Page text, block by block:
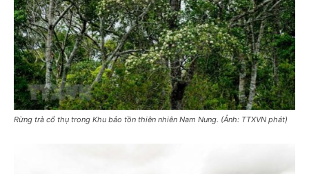
Rừng trà cổ thụ trong Khu bảo tồn thiên nhiên Nam Nung. (Ảnh: TTXVN phát)